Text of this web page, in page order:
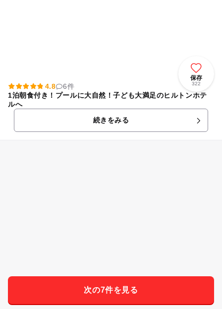
保存
322
4.8
6件
1泊朝食付き！プールに大自然！子ども大満足のヒルトンホテ
ルへ
続きをみる
次の7件を見る